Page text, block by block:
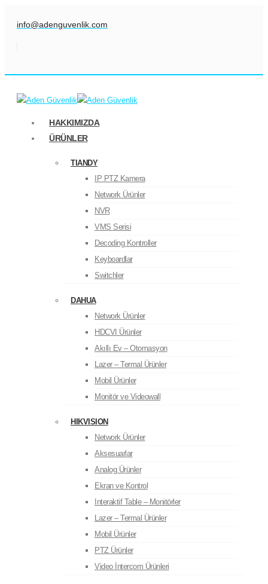
info@adenguvenlik.com
HAKKIMIZDA
ÜRÜNLER
TIANDY
IP PTZ Kamera
Network Ürünler
NVR
VMS Serisi
Decoding Kontroller
Keyboardlar
Switchler
DAHUA
Network Ürünler
HDCVI Ürünler
Akıllı Ev – Otomasyon
Lazer – Termal Ürünler
Mobil Ürünler
Monitör ve Videowall
HIKVISION
Network Ürünler
Aksesuarlar
Analog Ürünler
Ekran ve Kontrol
Interaktif Table – Monitörler
Lazer – Termal Ürünler
Mobil Ürünler
PTZ Ürünler
Video İntercom Ürünleri